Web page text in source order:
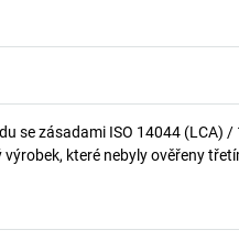
se zásadami ISO 14044 (LCA) /
které nebyly ověřeny